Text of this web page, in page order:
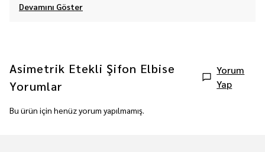
Devamını Göster
Asimetrik Etekli Şifon Elbise
Yorumlar
Yorum
Yap
Bu ürün için henüz yorum yapılmamış.